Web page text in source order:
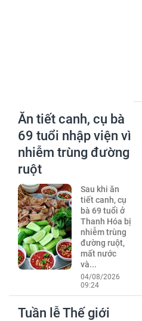
Ăn tiết canh, cụ bà
69 tuổi nhập viện vì
nhiễm trùng đường
ruột
Sau khi ăn
tiết canh, cụ
bà 69 tuổi ở
Thanh Hóa bị
nhiễm trùng
đường ruột,
mất nước
và...
04/08/2026
09:24
Tuần lễ Thế giới